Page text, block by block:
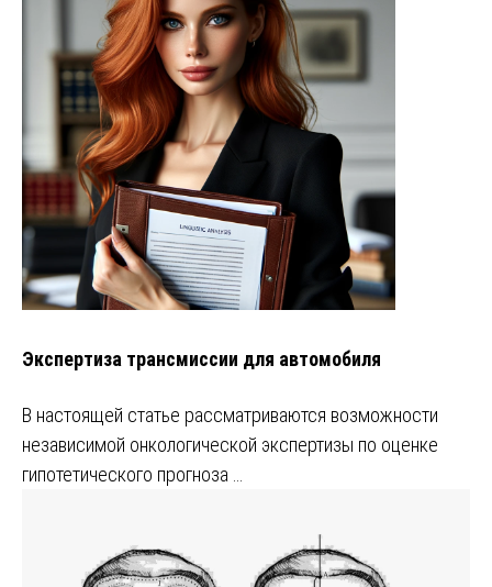
Экспертиза трансмиссии для автомобиля
В настоящей статье рассматриваются возможности
независимой онкологической экспертизы по оценке
гипотетического прогноза …